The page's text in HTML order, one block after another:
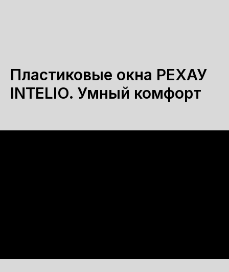
Пластиковые окна РЕХАУ
INTELIO. Умный комфорт